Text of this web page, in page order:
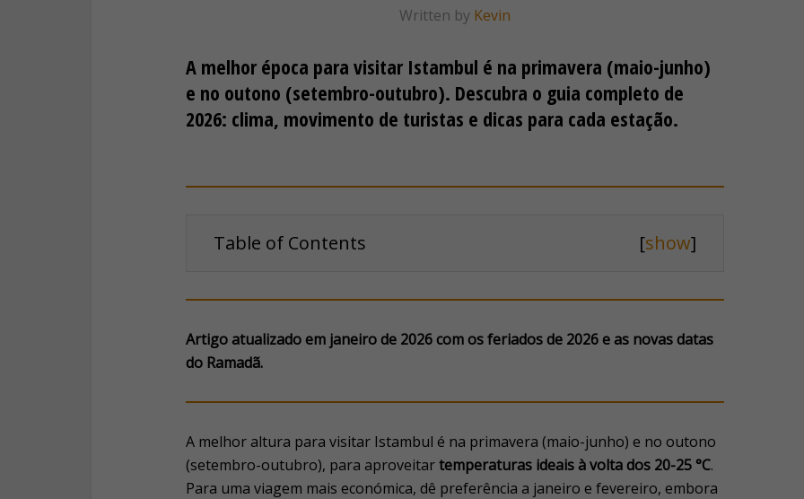
Written by Kevin
A melhor época para visitar Istambul é na primavera (maio-junho)
e no outono (setembro-outubro). Descubra o guia completo de
2026: clima, movimento de turistas e dicas para cada estação.
Table of Contents [show]
Artigo atualizado em janeiro de 2026 com os feriados de 2026 e as novas datas
do Ramadã.
A melhor altura para visitar Istambul é na primavera (maio-junho) e no outono
(setembro-outubro), para aproveitartemperaturas ideais à volta dos 20-25 °C.
Para uma viagem mais económica, dê preferência a janeiro e fevereiro, embora